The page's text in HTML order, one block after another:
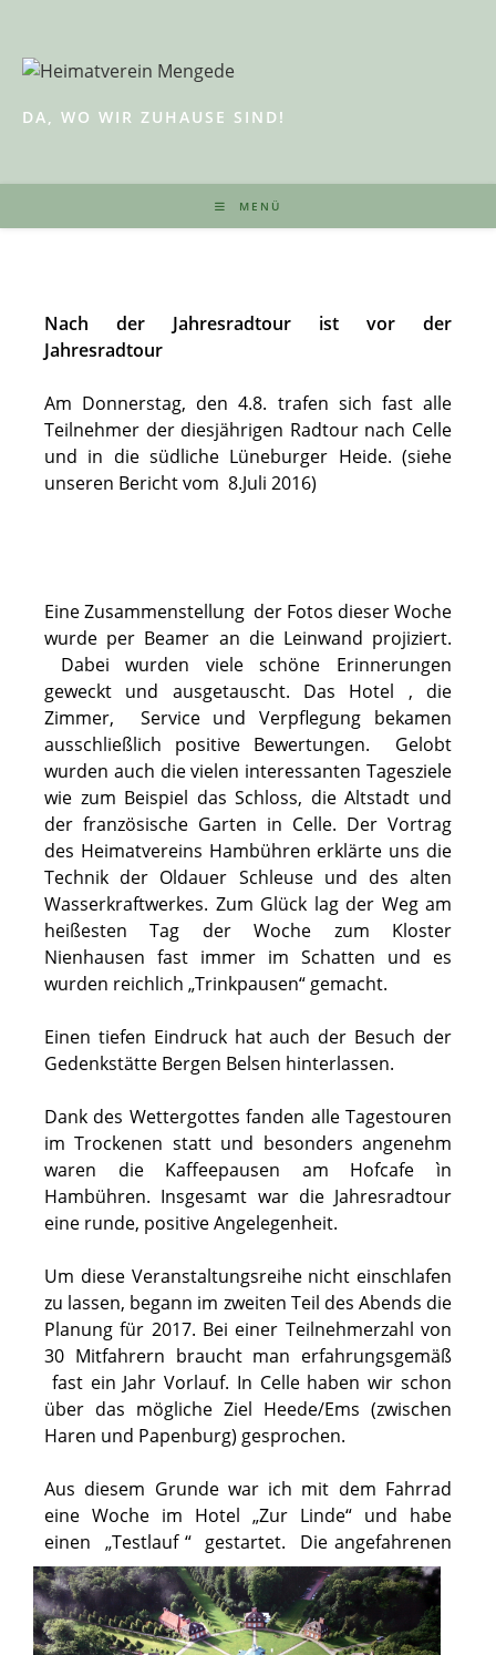
springen
DA, WO WIR ZUHAUSE SIND!
MENÜ
Nach der Jahresradtour ist vor der
Jahresradtour
Am Donnerstag, den 4.8. trafen sich fast alle
Teilnehmer der diesjährigen Radtour nach Celle
und in die südliche Lüneburger Heide. (siehe
unseren Bericht vom 8.Juli 2016)
Eine Zusammenstellung der Fotos dieser Woche
wurde per Beamer an die Leinwand projiziert.
Dabei wurden viele schöne Erinnerungen
geweckt und ausgetauscht. Das Hotel , die
Zimmer, Service und Verpflegung bekamen
ausschließlich positive Bewertungen. Gelobt
wurden auch die vielen interessanten Tagesziele
wie zum Beispiel das Schloss, die Altstadt und
der französische Garten in Celle. Der Vortrag
des Heimatvereins Hambühren erklärte uns die
Technik der Oldauer Schleuse und des alten
Wasserkraftwerkes. Zum Glück lag der Weg am
heißesten Tag der Woche zum Kloster
Nienhausen fast immer im Schatten und es
wurden reichlich „Trinkpausen“ gemacht.
Einen tiefen Eindruck hat auch der Besuch der
Gedenkstätte Bergen Belsen hinterlassen.
Dank des Wettergottes fanden alle Tagestouren
im Trockenen statt und besonders angenehm
waren die Kaffeepausen am Hofcafe ìn
Hambühren. Insgesamt war die Jahresradtour
eine runde, positive Angelegenheit.
Um diese Veranstaltungsreihe nicht einschlafen
zu lassen, begann im zweiten Teil des Abends die
Planung für 2017. Bei einer Teilnehmerzahl von
30 Mitfahrern braucht man erfahrungsgemäß
fast ein Jahr Vorlauf. In Celle haben wir schon
über das mögliche Ziel Heede/Ems (zwischen
Haren und Papenburg) gesprochen.
Aus diesem Grunde war ich mit dem Fahrrad
eine Woche im Hotel „Zur Linde“ und habe
einen „Testlauf “ gestartet. Die angefahrenen